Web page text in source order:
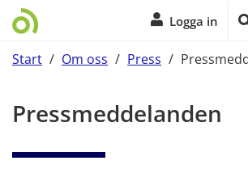
Logga in
Start / Om oss / Press /
Pressmeddelanden